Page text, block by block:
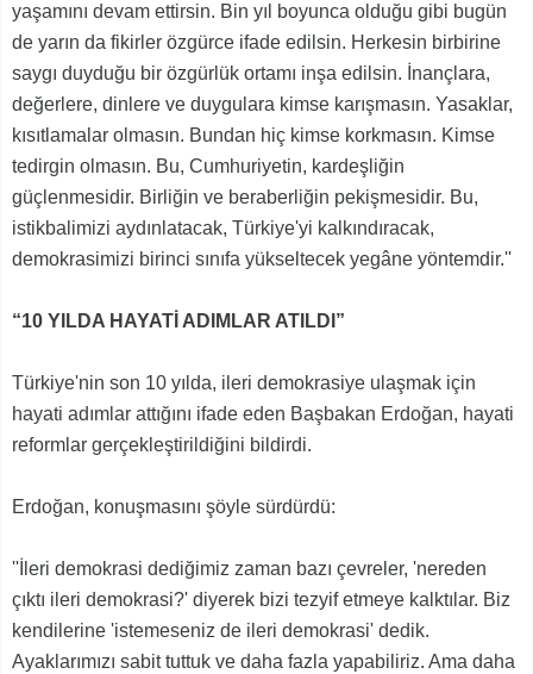
yaşamını devam ettirsin. Bin yıl boyunca olduğu gibi bugün
de yarın da fikirler özgürce ifade edilsin. Herkesin birbirine
saygı duyduğu bir özgürlük ortamı inşa edilsin. İnançlara,
değerlere, dinlere ve duygulara kimse karışmasın. Yasaklar,
kısıtlamalar olmasın. Bundan hiç kimse korkmasın. Kimse
tedirgin olmasın. Bu, Cumhuriyetin, kardeşliğin
güçlenmesidir. Birliğin ve beraberliğin pekişmesidir. Bu,
istikbalimizi aydınlatacak, Türkiye'yi kalkındıracak,
demokrasimizi birinci sınıfa yükseltecek yegâne yöntemdir.''
“10 YILDA HAYATİ ADIMLAR ATILDI”
Türkiye'nin son 10 yılda, ileri demokrasiye ulaşmak için
hayati adımlar attığını ifade eden Başbakan Erdoğan, hayati
reformlar gerçekleştirildiğini bildirdi.
Erdoğan, konuşmasını şöyle sürdürdü:
''İleri demokrasi dediğimiz zaman bazı çevreler, 'nereden
çıktı ileri demokrasi?' diyerek bizi tezyif etmeye kalktılar. Biz
kendilerine 'istemeseniz de ileri demokrasi' dedik.
Ayaklarımızı sabit tuttuk ve daha fazla yapabiliriz. Ama daha